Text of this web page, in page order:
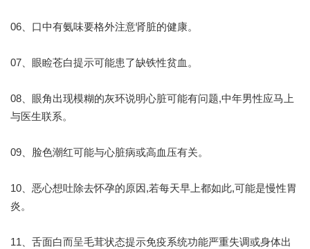
06、口中有氨味要格外注意肾脏的健康。
07、眼睑苍白提示可能患了缺铁性贫血。
08、眼角出现模糊的灰环说明心脏可能有问题,中年男性应马上
与医生联系。
09、脸色潮红可能与心脏病或高血压有关。
10、恶心想吐除去怀孕的原因,若每天早上都如此,可能是慢性胃
炎。
11、舌面白而呈毛茸状态提示免疫系统功能严重失调或身体出